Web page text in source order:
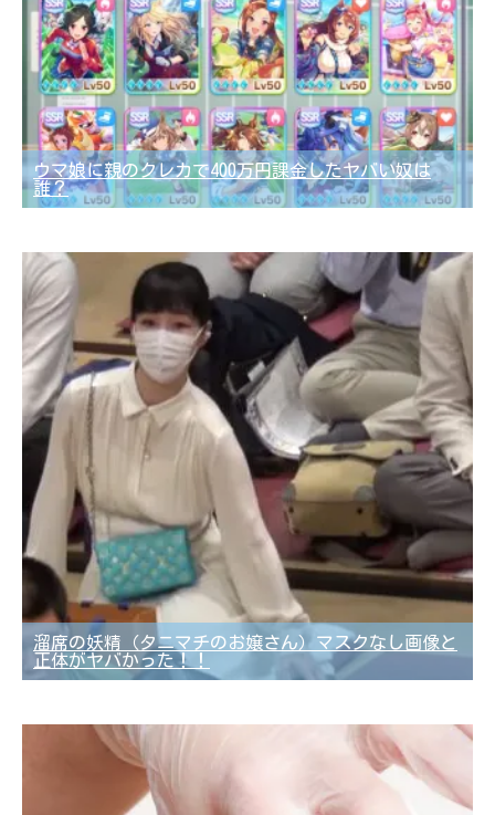
ウマ娘に親のクレカで400万円課金したヤバい奴は
誰？
溜席の妖精（タニマチのお嬢さん）マスクなし画像と
正体がヤバかった！！